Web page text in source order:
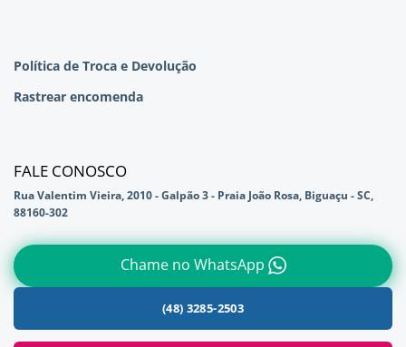
Política de Troca e Devolução
Rastrear encomenda
FALE CONOSCO
Rua Valentim Vieira, 2010 - Galpão 3 - Praia João Rosa, Biguaçu - SC,
88160-302
Chame no WhatsApp
(48) 3285-2503